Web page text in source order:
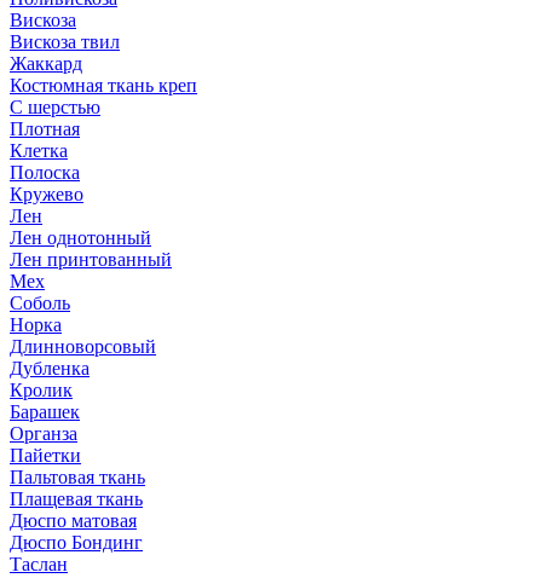
Вискоза
Вискоза твил
Жаккард
Костюмная ткань креп
С шерстью
Плотная
Клетка
Полоска
Кружево
Лен
Лен однотонный
Лен принтованный
Мех
Соболь
Норка
Длинноворсовый
Дубленка
Кролик
Барашек
Органза
Пайетки
Пальтовая ткань
Плащевая ткань
Дюспо матовая
Дюспо Бондинг
Таслан